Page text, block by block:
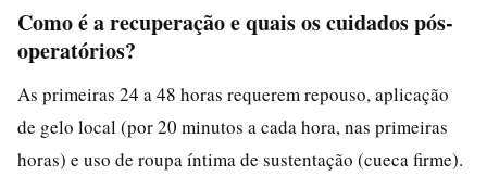
Como é a recuperação e quais os cuidados pós-
operatórios?
As primeiras 24 a 48 horas requerem repouso, aplicação
de gelo local (por 20 minutos a cada hora, nas primeiras
horas) e uso de roupa íntima de sustentação (cueca firme).